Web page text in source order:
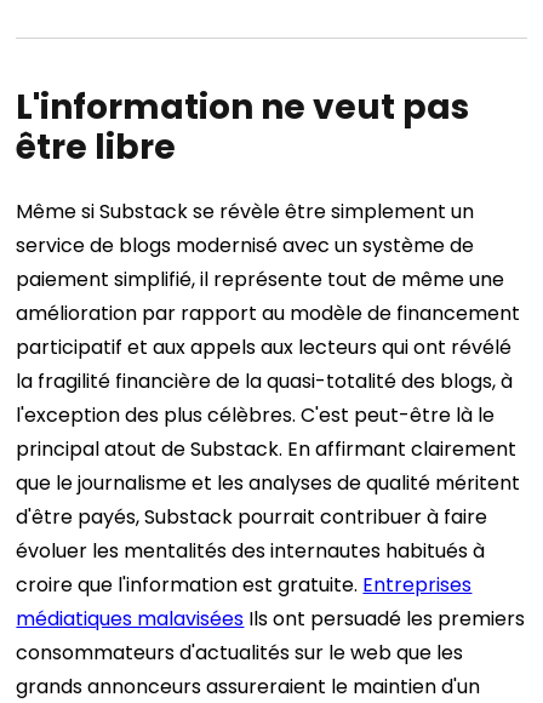
L'information ne veut pas
être libre
Même si Substack se révèle être simplement un
service de blogs modernisé avec un système de
paiement simplifié, il représente tout de même une
amélioration par rapport au modèle de financement
participatif et aux appels aux lecteurs qui ont révélé
la fragilité financière de la quasi-totalité des blogs, à
l'exception des plus célèbres. C'est peut-être là le
principal atout de Substack. En affirmant clairement
que le journalisme et les analyses de qualité méritent
d'être payés, Substack pourrait contribuer à faire
évoluer les mentalités des internautes habitués à
croire que l'information est gratuite. Entreprises
médiatiques malavisées Ils ont persuadé les premiers
consommateurs d'actualités sur le web que les
grands annonceurs assureraient le maintien d'un